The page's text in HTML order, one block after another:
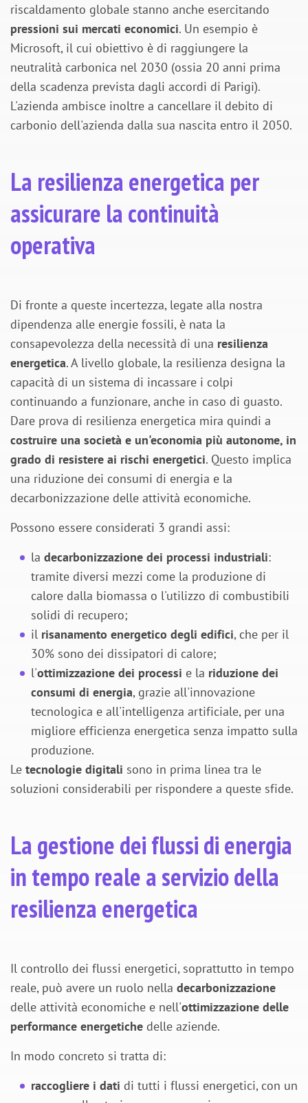
riscaldamento globale stanno anche esercitando
pressioni sui mercati economici. Un esempio è
Microsoft, il cui obiettivo è di raggiungere la
neutralità carbonica nel 2030 (ossia 20 anni prima
della scadenza prevista dagli accordi di Parigi).
L'azienda ambisce inoltre a cancellare il debito di
carbonio dell'azienda dalla sua nascita entro il 2050.
La resilienza energetica per
assicurare la continuità
operativa
Di fronte a queste incertezza, legate alla nostra
dipendenza alle energie fossili, è nata la
consapevolezza della necessità di una resilienza
energetica. A livello globale, la resilienza designa la
capacità di un sistema di incassare i colpi
continuando a funzionare, anche in caso di guasto.
Dare prova di resilienza energetica mira quindi a
costruire una società e un'economia più autonome, in
grado di resistere ai rischi energetici. Questo implica
una riduzione dei consumi di energia e la
decarbonizzazione delle attività economiche.
Possono essere considerati 3 grandi assi:
la decarbonizzazione dei processi industriali:
tramite diversi mezzi come la produzione di
calore dalla biomassa o l'utilizzo di combustibili
solidi di recupero;
il risanamento energetico degli edifici, che per il
30% sono dei dissipatori di calore;
l'ottimizzazione dei processi e la riduzione dei
consumi di energia, grazie all'innovazione
tecnologica e all'intelligenza artificiale, per una
migliore efficienza energetica senza impatto sulla
produzione.
Le tecnologie digitali sono in prima linea tra le
soluzioni considerabili per rispondere a queste sfide.
La gestione dei flussi di energia
in tempo reale a servizio della
resilienza energetica
Il controllo dei flussi energetici, soprattutto in tempo
reale, può avere un ruolo nella decarbonizzazione
delle attività economiche e nell'ottimizzazione delle
performance energetiche delle aziende.
In modo concreto si tratta di:
raccogliere i dati di tutti i flussi energetici, con un